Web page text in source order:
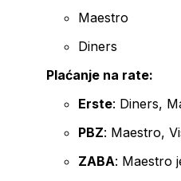
Maestro
Diners
Plaćanje na rate:
Erste: Diners,
PBZ: Maestro,
ZABA: Maestro